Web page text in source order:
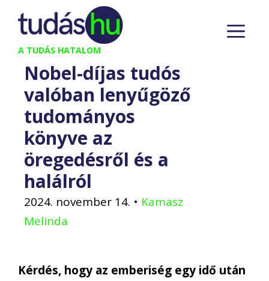
Kilépés
tartalomba
A TUDÁS HATALOM
Nobel-díjas tudós
valóban lenyűgöző
tudományos
könyve az
öregedésről és a
halálról
2024. november 14. • Kamasz
Melinda
Kérdés, hogy az emberiség egy idő után